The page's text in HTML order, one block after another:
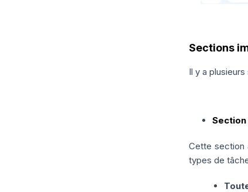
Sections
Il y a
Cette section
types de